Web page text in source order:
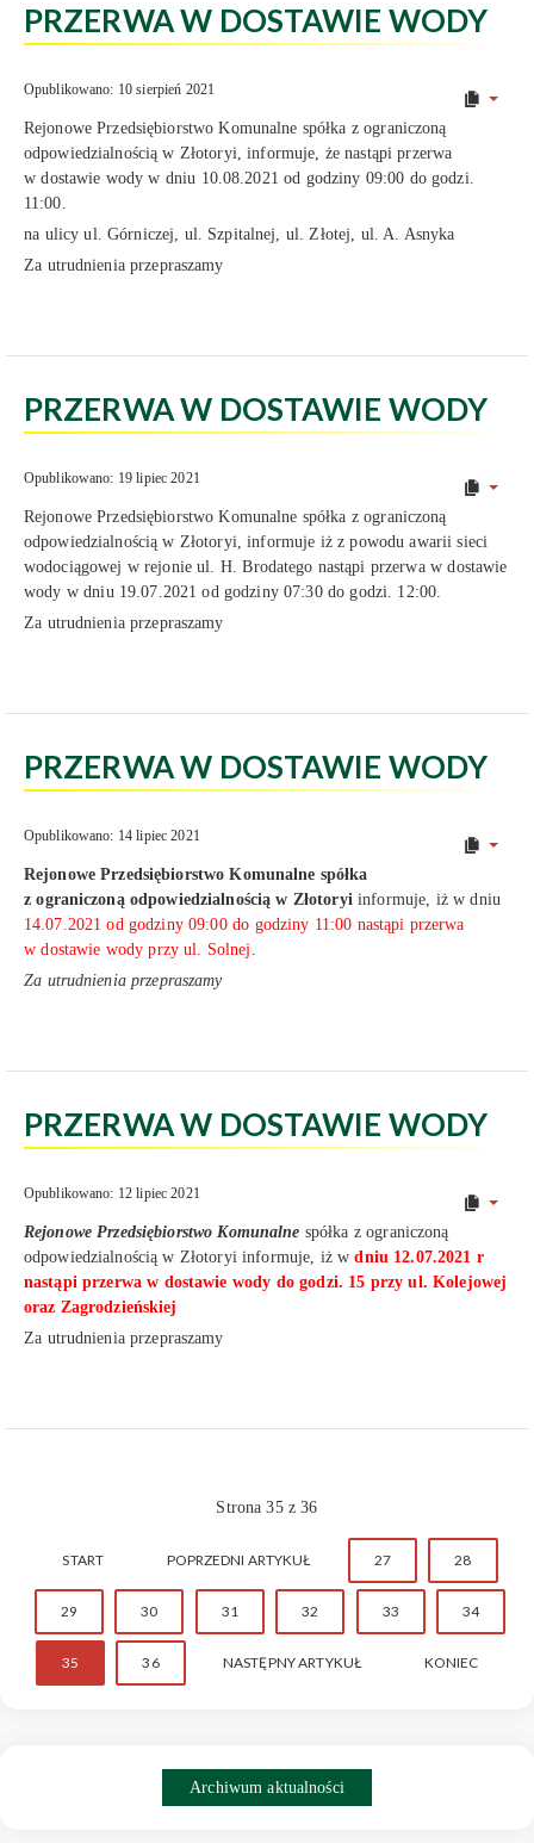
PRZERWA W DOSTAWIE WODY
Opublikowano: 10 sierpień 2021
Rejonowe Przedsiębiorstwo Komunalne spółka z ograniczoną
odpowiedzialnością w Złotoryi, informuje, że nastąpi przerwa
w dostawie wody w dniu 10.08.2021 od godziny 09:00 do godzi.
11:00.
na ulicy ul. Górniczej, ul. Szpitalnej, ul. Złotej, ul. A. Asnyka
Za utrudnienia przepraszamy
PRZERWA W DOSTAWIE WODY
Opublikowano: 19 lipiec 2021
Rejonowe Przedsiębiorstwo Komunalne spółka z ograniczoną
odpowiedzialnością w Złotoryi, informuje iż z powodu awarii sieci
wodociągowej w rejonie ul. H. Brodatego nastąpi przerwa w dostawie
wody w dniu 19.07.2021 od godziny 07:30 do godzi. 12:00.
Za utrudnienia przepraszamy
PRZERWA W DOSTAWIE WODY
Opublikowano: 14 lipiec 2021
Rejonowe Przedsiębiorstwo Komunalne spółka
z ograniczoną odpowiedzialnością w Złotoryiinformuje, iż w dniu
14.07.2021 od godziny 09:00 do godziny 11:00 nastąpi przerwa
w dostawie wody przy ul. Solnej .
Za utrudnienia przepraszamy
PRZERWA W DOSTAWIE WODY
Opublikowano: 12 lipiec 2021
Rejonowe Przedsiębiorstwo Komunalne spółka z ograniczoną
odpowiedzialnością w Złotoryi informuje, iż w dniu 12.07.2021 r
nastąpi przerwa w dostawie wody do godzi. 15 przy ul. Kolejowej
oraz Zagrodzieńskiej
Za utrudnienia przepraszamy
Strona 35 z 36
START POPRZEDNI ARTYKUŁ 27 28
29 30 31 32 33 34
35 36 NASTĘPNY ARTYKUŁ KONIEC
Archiwum aktualności